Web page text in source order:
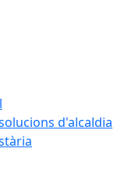
d'alcaldia